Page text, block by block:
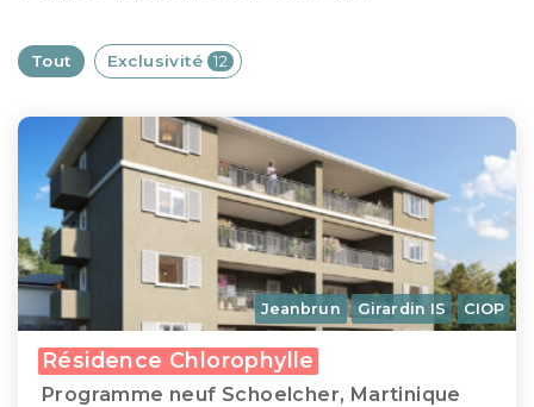
Tout Exclusivité 12
Jeanbrun Girardin IS CIOP
Résidence Chlorophylle
Programme neuf Schoelcher, Martinique